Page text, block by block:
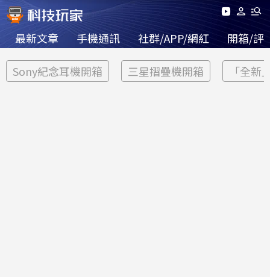
最新文章 手機通訊 社群/APP/網紅 開箱/評
Sony紀念耳機開箱 三星摺疊機開箱 「全新